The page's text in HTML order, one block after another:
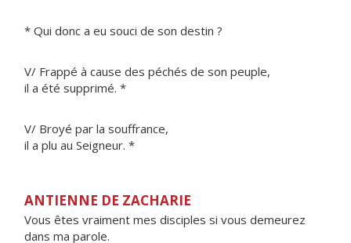
* Qui donc a eu souci de son destin ?
V/ Frappé à cause des péchés de son peuple,
il a été supprimé. *
V/ Broyé par la souffrance,
il a plu au Seigneur. *
ANTIENNE DE ZACHARIE
Vous êtes vraiment mes disciples si vous demeurez
dans ma parole.